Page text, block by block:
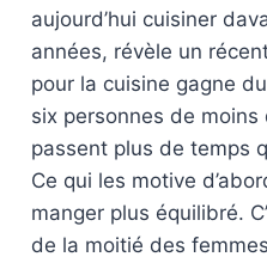
aujourd’hui cuisiner
années, révèle un
pour la cuisine gagne
six personnes de
passent plus de temps
Ce qui les motive
manger plus équilibré.
de la moitié des